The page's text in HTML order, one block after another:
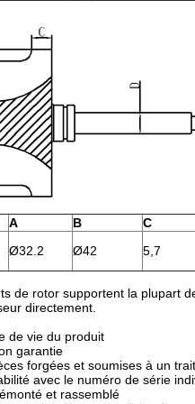
A B C
Ø32.2 Ø42 5,7
de rotor supportent la plupart
directement.
de vie du produit
garantie
forgées et soumises à un
avec le numéro de série
et rassemblé